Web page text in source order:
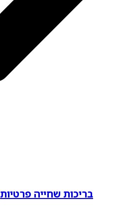
בריכות שחייה פרטיות